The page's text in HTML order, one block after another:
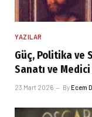
YAZILAR
Güç, Politika ve
Sanatı ve
23 Mart 2026 ByEcem